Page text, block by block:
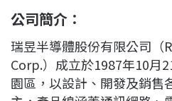
公司簡介：
瑞昱半導體股份有限公司
Corp.）成立於1987年10月
園區，以設計、開發及銷售